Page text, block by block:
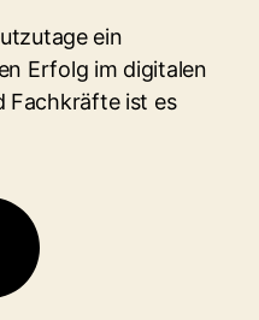
ein
Erfolg im digitalen
Fachkräfte ist es